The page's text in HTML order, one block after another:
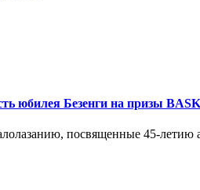
юбилея Безенги на призы BASK
посвященные 45-